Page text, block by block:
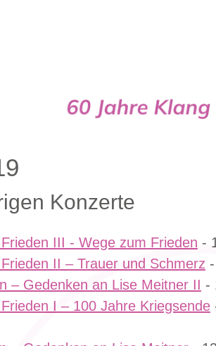
Konzerte
III - Wege zum Frieden -
II – Trauer und Schmerz
– Gedenken an Lise Meitner II -
I – 100 Jahre Kriegsende